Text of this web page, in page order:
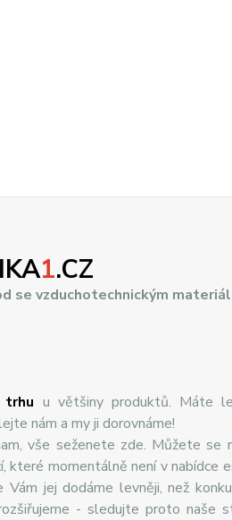
1.CZ
se vzduchotechnickým
trhu u většiny produktů. Máte
nám a my ji dorovnáme!
vše seženete zde. Můžete se
momentálně není v nabídce
jej dodáme levněji, než
- sledujte proto naše